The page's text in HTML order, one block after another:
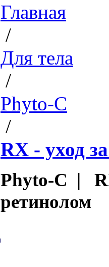
Главная
/
Для тела
/
Phyto-C
/
RX - уход
Phyto-C |
ретинолом